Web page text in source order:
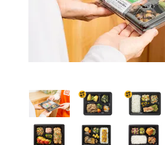
まごころ御膳
568円(1食分/税込)
普通食
まごころ小箱
496円(1食分/税込)